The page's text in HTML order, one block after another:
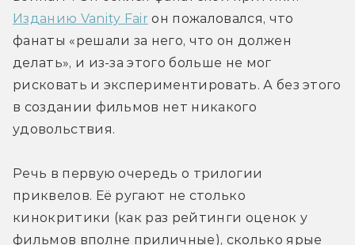
Изданию Vanity Fair он пожаловался, что
фанаты «решали за него, что он должен
делать», и из-за этого больше не мог
рисковать и экспериментировать. А без этого
в создании фильмов нет никакого
удовольствия.
Речь в первую очередь о трилогии
приквелов. Её ругают не столько
кинокритики (как раз рейтинги оценок у
фильмов вполне приличные), сколько ярые